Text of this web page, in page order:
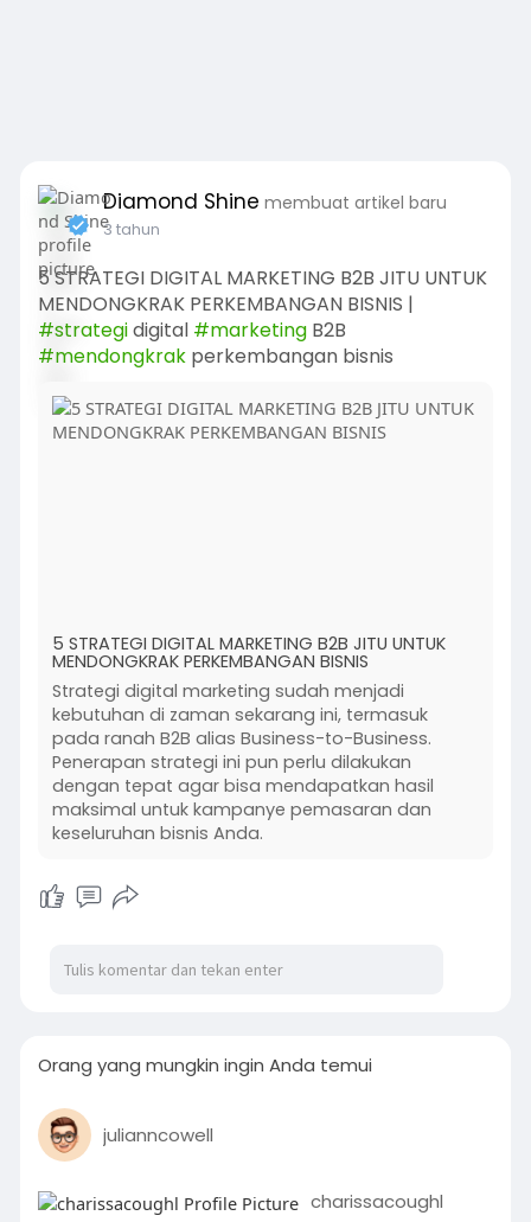
Diamond Shine membuat artikel baru
3 tahun
5 STRATEGI DIGITAL MARKETING B2B JITU UNTUK
MENDONGKRAK PERKEMBANGAN BISNIS |
#strategidigital #marketingB2B
#mendongkrakperkembangan bisnis
5 STRATEGI DIGITAL MARKETING B2B JITU UNTUK
MENDONGKRAK PERKEMBANGAN BISNIS
Strategi digital marketing sudah menjadi
kebutuhan di zaman sekarang ini, termasuk
pada ranah B2B alias Business-to-Business.
Penerapan strategi ini pun perlu dilakukan
dengan tepat agar bisa mendapatkan hasil
maksimal untuk kampanye pemasaran dan
keseluruhan bisnis Anda.
Orang yang mungkin ingin Anda temui
julianncowell
charissacoughl